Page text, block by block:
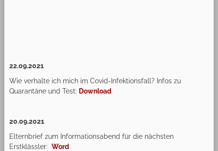
22.09.2021
Wie verhalte ich mich im Covid-Infektionsfall? Infos zu
Quarantäne und Test: Download
20.09.2021
Elternbrief zum Informationsabend für die nächsten
Erstklässler: Word